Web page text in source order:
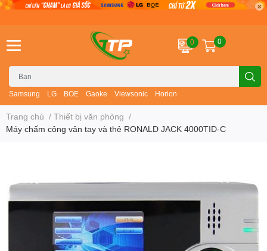
Samsung LG BOE Gaoke Viewsonic Horion
0 0
Trang chủ / Thiết bị văn phòng /
Máy chấm công vân tay và thẻ RONALD JACK 4000TID-C